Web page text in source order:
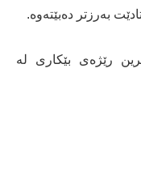
بەرزتر دەبێتەوە.
رێژەی بێكاری لە